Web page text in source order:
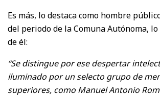
Es más, lo destaca como hombre
del periodo de la Comuna Autónoma,
de él:
“Se distingue por ese despertar
iluminado por un selecto grupo de
superiores, como Manuel Antonio